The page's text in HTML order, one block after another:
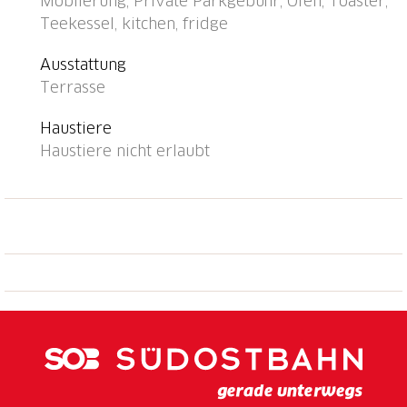
Bäckerei 250 m, Fußgängerzone 1 km, Zentrum zu
Fuss in 15 Minuten erreichbar, Bushaltestelle
"Pancaldi Mola Bus 1" 250 m, Bahnstation "SBB-CFF
Locarno-Muralto" 4.1 km, Freibad, Thermalbad
Maggiore 550 m. Nahe gelegene
Sehenswürdigkeiten: Lungolago Ascona, Monte
di Lugano, Lago di Como. Wandergebiete: Cardada,
Teekessel, kitchen, fridge
Ausstattung
Terrasse
Haustiere
Haustiere nicht erlaubt